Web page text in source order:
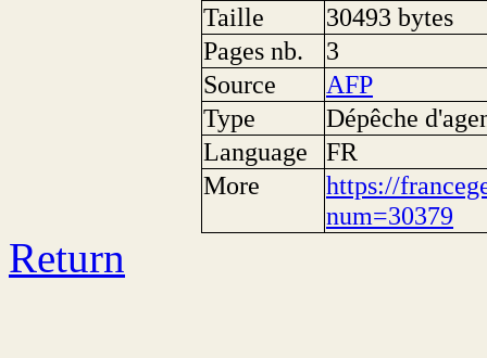
Taille
30493 bytes
Pages nb.
3
Source
AFP
Type
Dépêche
Language
FR
More
https://
num=30379
Return